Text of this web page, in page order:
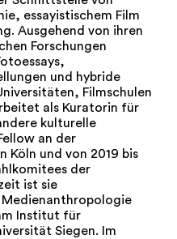
essayistischem Film
Ausgehend von ihren
Forschungen
und hybride
Filmschulen
als Kuratorin für
kulturelle
an der
Köln und von 2019 bis
der
ist sie
Institut für
Siegen. Im